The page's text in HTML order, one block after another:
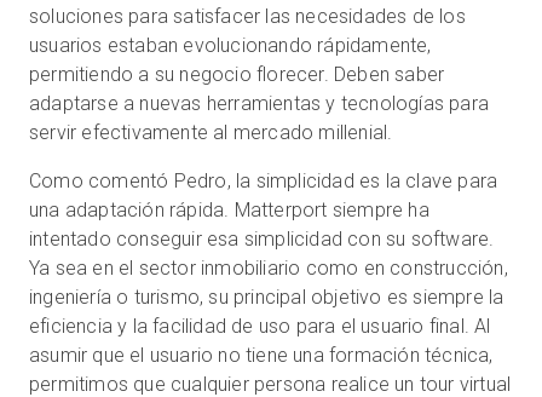
soluciones para satisfacer las necesidades de los
usuarios estaban evolucionando rápidamente,
permitiendo a su negocio florecer. Deben saber
adaptarse a nuevas herramientas y tecnologías para
servir efectivamente al mercado millenial.
Como comentó Pedro, la simplicidad es la clave para
una adaptación rápida. Matterport siempre ha
intentado conseguir esa simplicidad con su software.
Ya sea en el sector inmobiliario como en construcción,
ingeniería o turismo, su principal objetivo es siempre la
eficiencia y la facilidad de uso para el usuario final. Al
asumir que el usuario no tiene una formación técnica,
permitimos que cualquier persona realice un tour virtual